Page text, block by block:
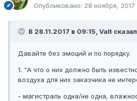
Опубликовано: 28 ноября, 2017
В 28.11.2017 в 09:15, Valt
Давайте без эмоций и по порядку.
1. "А что о них должно быть
воздуха для них заказчика не
- магистраль одна/не одна,